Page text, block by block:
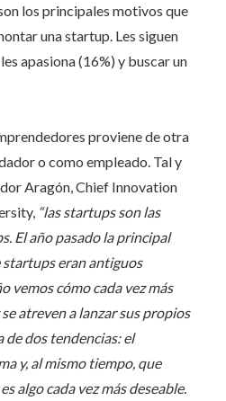
los principales motivos que
una startup. Les siguen
apasiona (16%) y buscar un
proviene de otra
o como empleado. Tal y
Aragón, Chief Innovation
“las startups son las
El año pasado la principal
eran antiguos
vemos cómo cada vez más
atreven a lanzar sus propios
de dos tendencias: el
y, al mismo tiempo, que
algo cada vez más deseable.